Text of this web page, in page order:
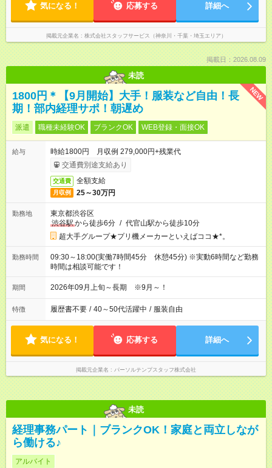
気になる！ 応募する 詳細へ
掲載元企業名 株式会社スタッフサービス（神奈川・千葉・埼玉エリア）
掲載日：2026.08.09
未読
NEW
1800円＊【9月開始】大手！服装など自由！長
期！部内経理サポ！朝遅め
派遣 職種未経験OK ブランクOK WEB登録・面接OK
給与
時給1800円 月収例 279,000円+残業代
交通費別途支給あり
交通費 全額支給
月収例 25～30万円
勤務地
東京都渋谷区
渋谷駅から徒歩6分 / 代官山駅から徒歩10分
超大手グループ★プリ機メーカーといえばココ★*。
勤務時間
09:30～18:00(実働7時間45分 休憩45分) ※実動6時間など勤務
時間は相談可能です！
期間 2026年09月上旬～長期 ※9月～！
特徴 履歴書不要 / 40～50代活躍中 / 服装自由
気になる！ 応募する 詳細へ
掲載元企業名 パーソルテンプスタッフ株式会社
未読
経理事務パート｜ブランクOK！家庭と両立しなが
ら働ける♪
アルバイト